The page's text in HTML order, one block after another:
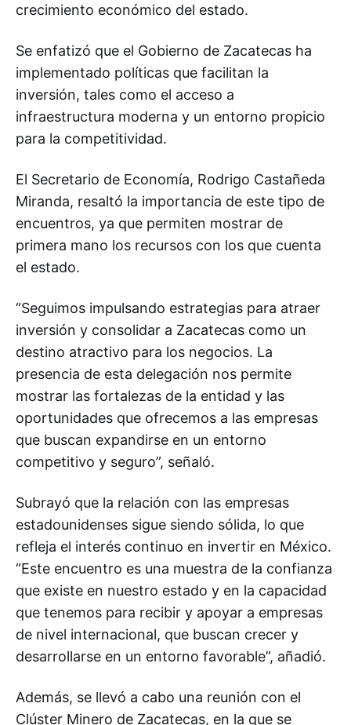
crecimiento económico del estado.
Se enfatizó que el Gobierno de Zacatecas ha
implementado políticas que facilitan la
inversión, tales como el acceso a
infraestructura moderna y un entorno propicio
para la competitividad.
El Secretario de Economía, Rodrigo Castañeda
Miranda, resaltó la importancia de este tipo de
encuentros, ya que permiten mostrar de
primera mano los recursos con los que cuenta
el estado.
“Seguimos impulsando estrategias para atraer
inversión y consolidar a Zacatecas como un
destino atractivo para los negocios. La
presencia de esta delegación nos permite
mostrar las fortalezas de la entidad y las
oportunidades que ofrecemos a las empresas
que buscan expandirse en un entorno
competitivo y seguro”, señaló.
Subrayó que la relación con las empresas
estadounidenses sigue siendo sólida, lo que
refleja el interés continuo en invertir en México.
“Este encuentro es una muestra de la confianza
que existe en nuestro estado y en la capacidad
que tenemos para recibir y apoyar a empresas
de nivel internacional, que buscan crecer y
desarrollarse en un entorno favorable”, añadió.
Además, se llevó a cabo una reunión con el
Clúster Minero de Zacatecas, en la que se